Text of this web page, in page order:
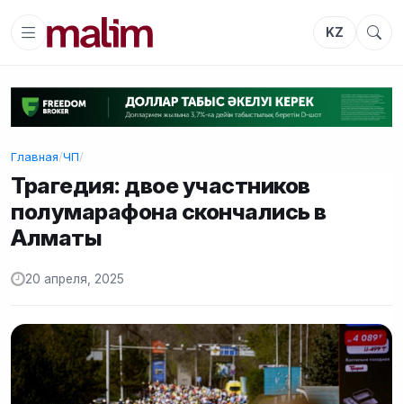
KZ
Главная/ЧП/
Трагедия: двое участников
полумарафона скончались в
Алматы
20 апреля, 2025